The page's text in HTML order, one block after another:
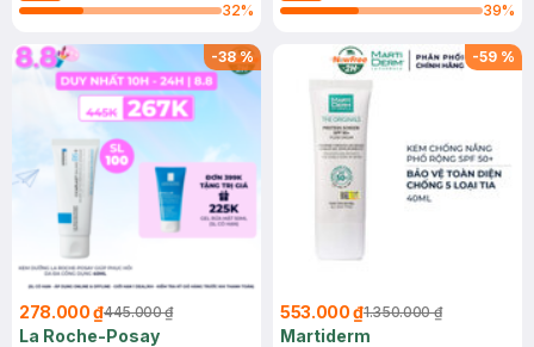
32%
39%
-38%
278.000 ₫445.000 ₫
La Roche-Posay
-59 %
553.000 ₫1.350.000 ₫
Martiderm